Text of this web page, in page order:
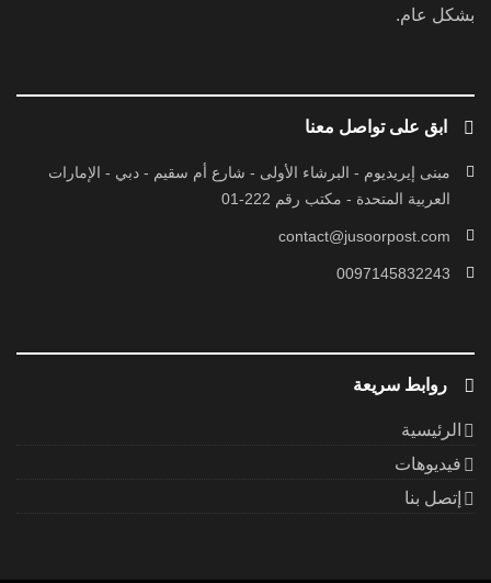
بشكل عام.
ابق على تواصل معنا
مبنى إيريديوم - البرشاء الأولى - شارع أم سقيم - دبي - الإمارات
العربية المتحدة - مكتب رقم 222-01
contact@jusoorpost.com
0097145832243
روابط سريعة
الرئيسية
فيديوهات
إتصل بنا